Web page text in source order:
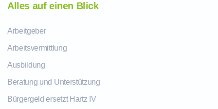
Alles auf einen Blick
Arbeitgeber
Arbeitsvermittlung
Ausbildung
Beratung und Unterstützung
Bürgergeld ersetzt Hartz IV